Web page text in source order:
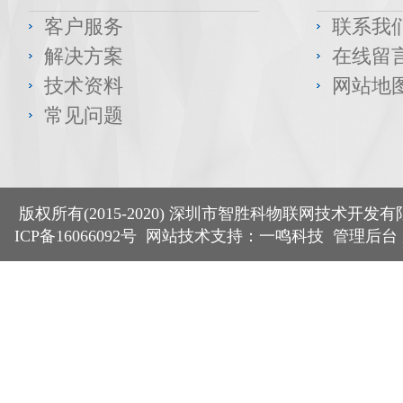
客户服务
解决方案
技术资料
常见问题
联系我
在线留
网站地
版权所有(2015-2020) 深圳市智胜科物联网技术开发
ICP备16066092号 网站技术支持：一鸣科技 管理后台